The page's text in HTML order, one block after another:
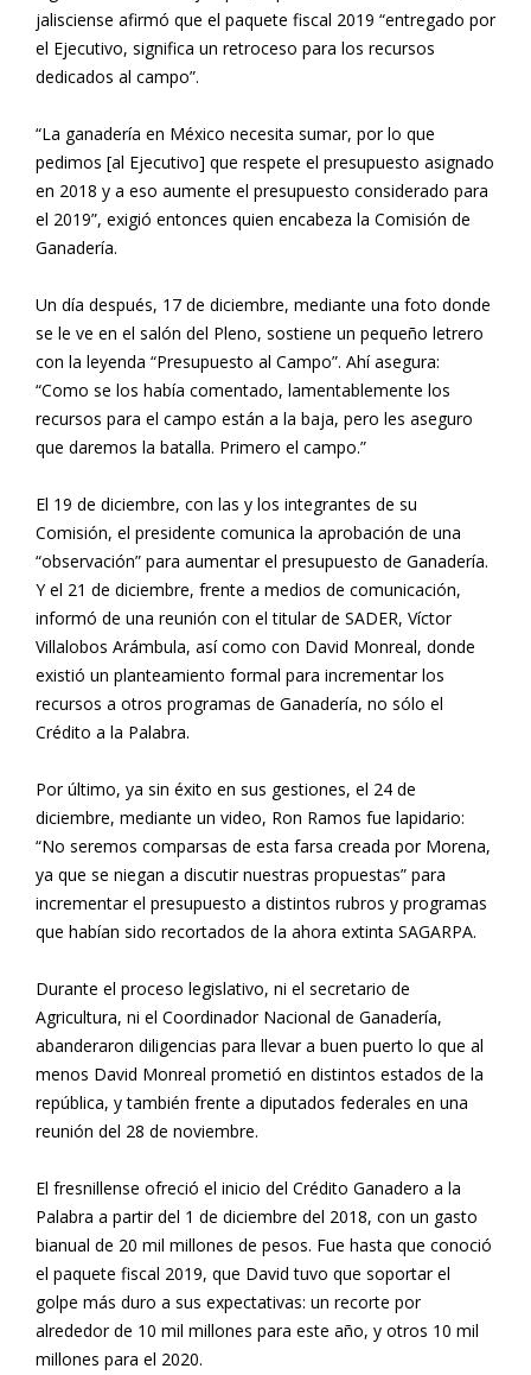
jalisciense afirmó que el paquete fiscal 2019 “entregado por
el Ejecutivo, significa un retroceso para los recursos
dedicados al campo”.
“La ganadería en México necesita sumar, por lo que
pedimos [al Ejecutivo] que respete el presupuesto asignado
en 2018 y a eso aumente el presupuesto considerado para
el 2019”, exigió entonces quien encabeza la Comisión de
Ganadería.
Un día después, 17 de diciembre, mediante una foto donde
se le ve en el salón del Pleno, sostiene un pequeño letrero
con la leyenda “Presupuesto al Campo”. Ahí asegura:
“Como se los había comentado, lamentablemente los
recursos para el campo están a la baja, pero les aseguro
que daremos la batalla. Primero el campo.”
El 19 de diciembre, con las y los integrantes de su
Comisión, el presidente comunica la aprobación de una
“observación” para aumentar el presupuesto de Ganadería.
Y el 21 de diciembre, frente a medios de comunicación,
informó de una reunión con el titular de SADER, Víctor
Villalobos Arámbula, así como con David Monreal, donde
existió un planteamiento formal para incrementar los
recursos a otros programas de Ganadería, no sólo el
Crédito a la Palabra.
Por último, ya sin éxito en sus gestiones, el 24 de
diciembre, mediante un video, Ron Ramos fue lapidario:
“No seremos comparsas de esta farsa creada por Morena,
ya que se niegan a discutir nuestras propuestas” para
incrementar el presupuesto a distintos rubros y programas
que habían sido recortados de la ahora extinta SAGARPA.
Durante el proceso legislativo, ni el secretario de
Agricultura, ni el Coordinador Nacional de Ganadería,
abanderaron diligencias para llevar a buen puerto lo que al
menos David Monreal prometió en distintos estados de la
república, y también frente a diputados federales en una
reunión del 28 de noviembre.
El fresnillense ofreció el inicio del Crédito Ganadero a la
Palabra a partir del 1 de diciembre del 2018, con un gasto
bianual de 20 mil millones de pesos. Fue hasta que conoció
el paquete fiscal 2019, que David tuvo que soportar el
golpe más duro a sus expectativas: un recorte por
alrededor de 10 mil millones para este año, y otros 10 mil
millones para el 2020.